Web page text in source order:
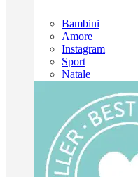
Bambini
Amore
Instagram
Sport
Natale